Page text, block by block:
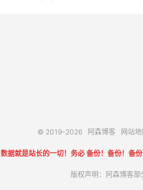
© 2019-2026 阿森博客 网站地
数据就是站长的一切！务必 备份！备份！备份
版权声明：阿森博客部